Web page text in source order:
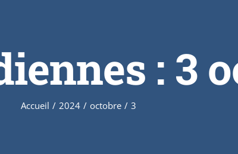
: 3
Accueil / 2024 / octobre / 3